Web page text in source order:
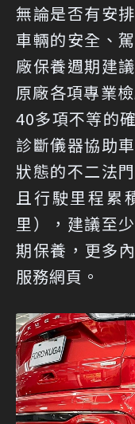
無論是否有安
車輛的安全、
廠保養週期建
原廠各項專業
40多項不等的
診斷儀器協助
狀態的不二法
且行駛里程累
里），建議至
期保養，更多
服務網頁。